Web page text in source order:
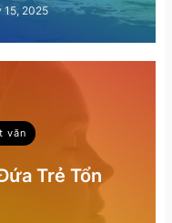
15, 2025
văn
Trẻ Tổn